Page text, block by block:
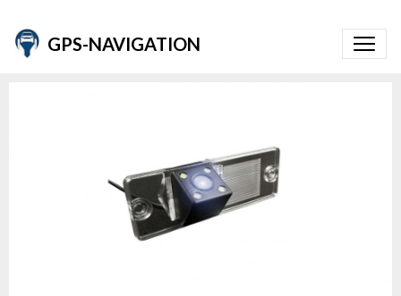
GPS-NAVIGATION